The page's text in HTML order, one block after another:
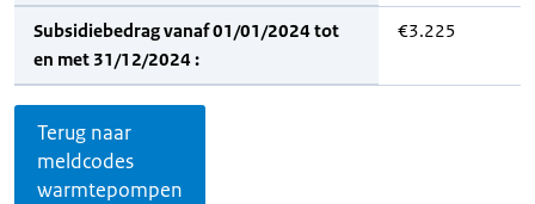
Subsidiebedrag vanaf 01/01/2024 tot
en met 31/12/2024 :
€3.225
Terug naar
meldcodes
warmtepompen